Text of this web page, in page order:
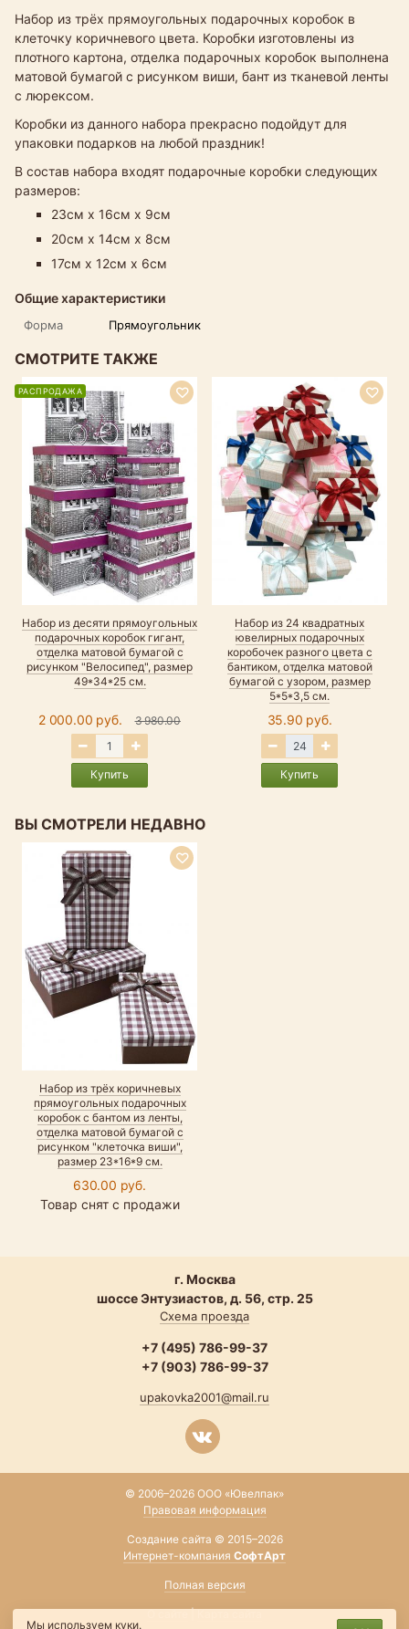
Набор из трёх прямоугольных подарочных коробок в
клеточку коричневого цвета. Коробки изготовлены из
плотного картона, отделка подарочных коробок выполнена
матовой бумагой с рисунком виши, бант из тканевой ленты
с люрексом.
Коробки из данного набора прекрасно подойдут для
упаковки подарков на любой праздник!
В состав набора входят подарочные коробки следующих
размеров:
23см х 16см х 9см
20см х 14см х 8см
17см х 12см х 6см
Общие характеристики
Форма Прямоугольник
СМОТРИТЕ ТАКЖЕ
Набор из десяти прямоугольных
подарочных коробок гигант,
отделка матовой бумагой с
рисунком "Велосипед", размер
49*34*25 см.
2 000.00 руб. 3 980.00
Купить
РАСПРОДАЖА
Набор из 24 квадратных
ювелирных подарочных
коробочек разного цвета с
бантиком, отделка матовой
бумагой с узором, размер
5*5*3,5 см.
35.90 руб.
Купить
ВЫ СМОТРЕЛИ НЕДАВНО
Набор из трёх коричневых
прямоугольных подарочных
коробок с бантом из ленты,
отделка матовой бумагой c
рисунком "клеточка виши",
размер 23*16*9 см.
630.00 руб.
Товар снят с продажи
г. Москва
шоссе Энтузиастов, д. 56, стр. 25
Схема проезда
+7 (495) 786-99-37
+7 (903) 786-99-37
upakovka2001@mail.ru
© 2006–2026 ООО «Ювелпак»
Правовая информация
Создание сайта © 2015–2026
Интернет-компания СофтАрт
Полная версия
Мы используем куки.